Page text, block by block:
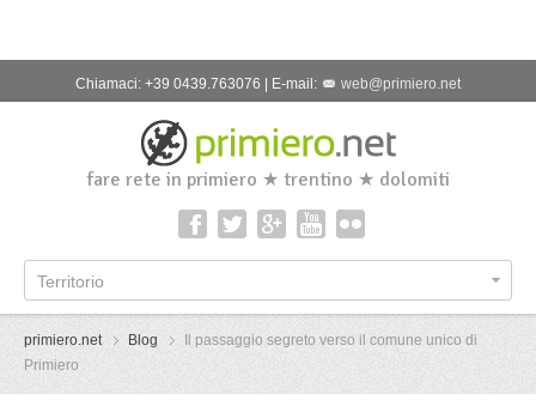
Chiamaci: +39 0439.763076 | E-mail: web@primiero.net
fare rete in primiero ★ trentino ★ dolomiti
Territorio
primiero.net Blog
Il passaggio segreto verso il comune unico di
Primiero